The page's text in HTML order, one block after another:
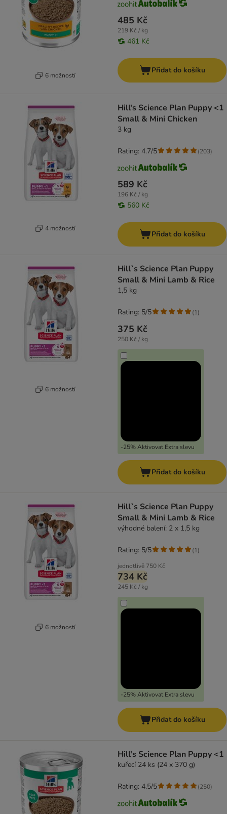
6 možností
485 Kč
219 Kč / kg
461 Kč
Přidat do košíku
4 možností
Hill's Science Plan Puppy <1
Small & Mini Chicken
3 kg
589 Kč
196 Kč / kg
560 Kč
Rating: 4.7/5 (203)
Přidat do košíku
6 možností
Hill`s Science Plan Puppy
Small & Mini Lamb & Rice
1,5 kg
375 Kč
250 Kč / kg
-25% Aktivovat Extra slevu
Rating: 5/5 (1)
Přidat do košíku
6 možností
Hill`s Science Plan Puppy
Small & Mini Lamb & Rice
výhodné balení: 2 x 1,5 kg
jednotlivě 750 Kč
734 Kč
245 Kč / kg
-25% Aktivovat Extra slevu
Rating: 5/5 (1)
Přidat do košíku
Hill's Science Plan Puppy <1
kuřecí 24 ks (24 x 370 g)
Rating: 4.5/5 (250)